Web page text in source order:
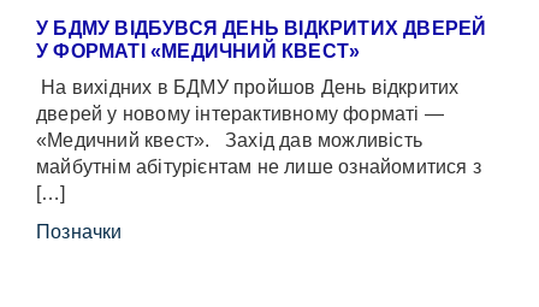
У БДМУ ВІДБУВСЯ ДЕНЬ ВІДКРИТИХ ДВЕРЕЙ
У ФОРМАТІ «МЕДИЧНИЙ КВЕСТ»
На вихідних в БДМУ пройшов День відкритих
дверей у новому інтерактивному форматі —
«Медичний квест». Захід дав можливість
майбутнім абітурієнтам не лише ознайомитися з
[…]
Позначки